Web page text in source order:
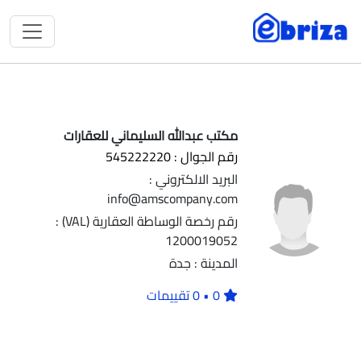
مكتب عبدالله السليماني للعقارات
رقم الجوال : 545222220
البريد الالكتروني :
info@amscompany.com
رقم رخصة الوساطة العقارية (VAL) :
1200019052
المدينة : جدة
0 • 0 تقييمات